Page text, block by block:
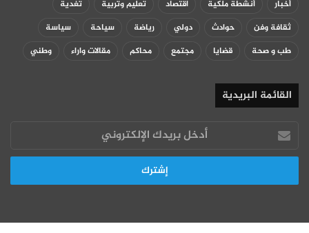
أخبار أنشطة ملكية اقتصاد تعليم وتربية
تغدية
ثقافة وفن
حوادث دولي رياضة سياحة
سياسة
طب و صحة
قضايا مجتمع محاكم مقالات واراء وطني
القائمة البريدية
أدخل
بريدك
الإلكتروني